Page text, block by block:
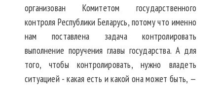
организован Комитетом государственного
контроля Республики Беларусь, потому что именно
нам поставлена задача контролировать
выполнение поручения главы государства. А для
того, чтобы контролировать, нужно владеть
ситуацией - какая есть и какой она может быть, —